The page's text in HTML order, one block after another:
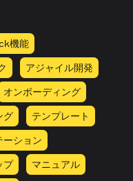
機能
アジャイル開発
オンボーディング
グ テンプレート
ーション
プ マニュアル